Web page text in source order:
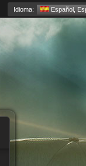
Idioma: Español,